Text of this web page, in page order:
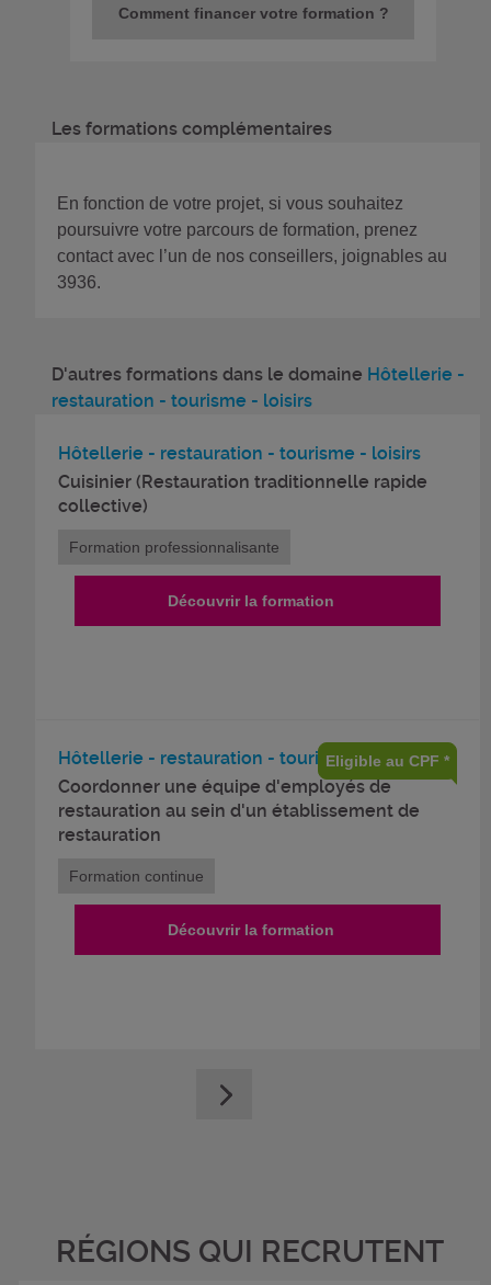
Comment financer votre formation ?
Les formations complémentaires
En fonction de votre projet, si vous souhaitez
poursuivre votre parcours de formation, prenez
contact avec l’un de nos conseillers, joignables au
3936.
D'autres formations dans le domaine Hôtellerie -
restauration - tourisme - loisirs
Hôtellerie - restauration - tourisme - loisirs
Cuisinier (Restauration traditionnelle rapide
collective)
Formation professionnalisante
Découvrir la formation
Hôtellerie - restauration - tourisme - loisirs
Coordonner une équipe d'employés de
restauration au sein d'un établissement de
restauration
Eligible au CPF *
Formation continue
Découvrir la formation
RÉGIONS QUI RECRUTENT